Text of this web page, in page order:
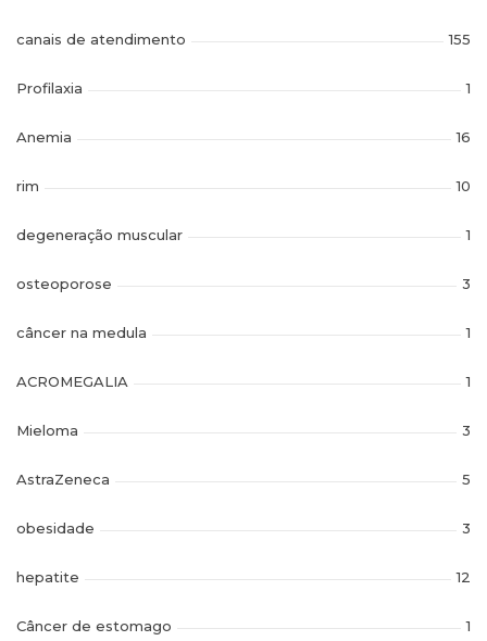
canais de atendimento 155
Profilaxia 1
Anemia 16
rim 10
degeneração muscular 1
osteoporose 3
câncer na medula 1
ACROMEGALIA 1
Mieloma 3
AstraZeneca 5
obesidade 3
hepatite 12
Câncer de estomago 1